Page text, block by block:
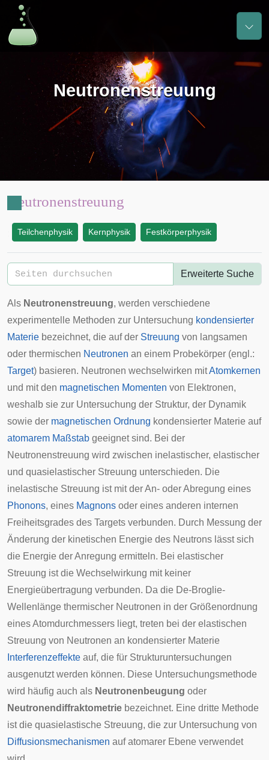
Neutronenstreuung
Neutronenstreuung
Teilchenphysik Kernphysik Festkörperphysik
Erweiterte Suche
Als Neutronenstreuung, werden verschiedene
experimentelle Methoden zur Untersuchung kondensierter
Materie bezeichnet, die auf der Streuung von langsamen
oder thermischen Neutronen an einem Probekörper (engl.:
Target) basieren. Neutronen wechselwirken mitAtomkernen
und mit den magnetischen Momenten von Elektronen,
weshalb sie zur Untersuchung der Struktur, der Dynamik
sowie der magnetischen Ordnung kondensierter Materie auf
atomarem Maßstab geeignet sind. Bei der
Neutronenstreuung wird zwischen inelastischer, elastischer
und quasielastischer Streuung unterschieden. Die
inelastische Streuung ist mit der An- oder Abregung eines
Phonons, eines Magnons oder eines anderen internen
Freiheitsgrades des Targets verbunden. Durch Messung der
Änderung der kinetischen Energie des Neutrons lässt sich
die Energie der Anregung ermitteln. Bei elastischer
Streuung ist die Wechselwirkung mit keiner
Energieübertragung verbunden. Da die De-Broglie-
Wellenlänge thermischer Neutronen in der Größenordnung
eines Atomdurchmessers liegt, treten bei der elastischen
Streuung von Neutronen an kondensierter Materie
Interferenzeffekte auf, die für Strukturuntersuchungen
ausgenutzt werden können. Diese Untersuchungsmethode
wird häufig auch als Neutronenbeugung oder
Neutronendiffraktometrie bezeichnet. Eine dritte Methode
ist die quasielastische Streuung, die zur Untersuchung von
Diffusionsmechanismen auf atomarer Ebene verwendet